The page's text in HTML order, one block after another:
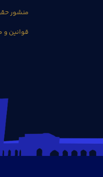
منشور
قوانین و